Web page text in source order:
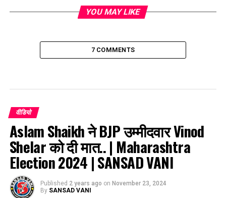
YOU MAY LIKE
7 COMMENTS
वीडियो
Aslam Shaikh ने BJP उम्मीदवार Vinod
Shelar को दी मात.. | Maharashtra
Election 2024 | SANSAD VANI
Published 2 years ago on November 23, 2024
By SANSAD VANI